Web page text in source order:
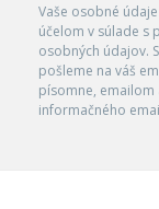
Vaše osobné
účelom v súlade s
osobných údajov.
pošleme na váš
písomne,
informačného